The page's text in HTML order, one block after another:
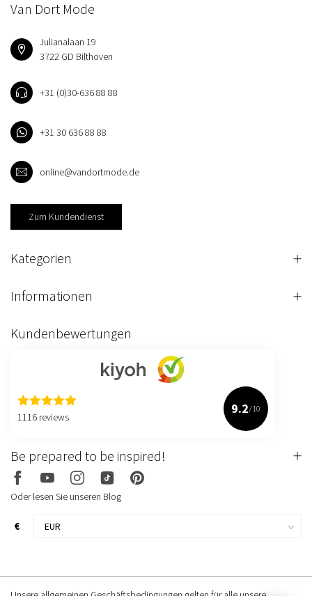
Van Dort Mode
Julianalaan 19
3722 GD Bilthoven
+31 (0)30-636 88 88
+31 30 636 88 88
online@vandortmode.de
Zum Kundendienst
Kategorien
Informationen
Kundenbewertungen
1116 reviews
9.2/10
Be prepared to be inspired!
Oder lesen Sie unseren Blog
€